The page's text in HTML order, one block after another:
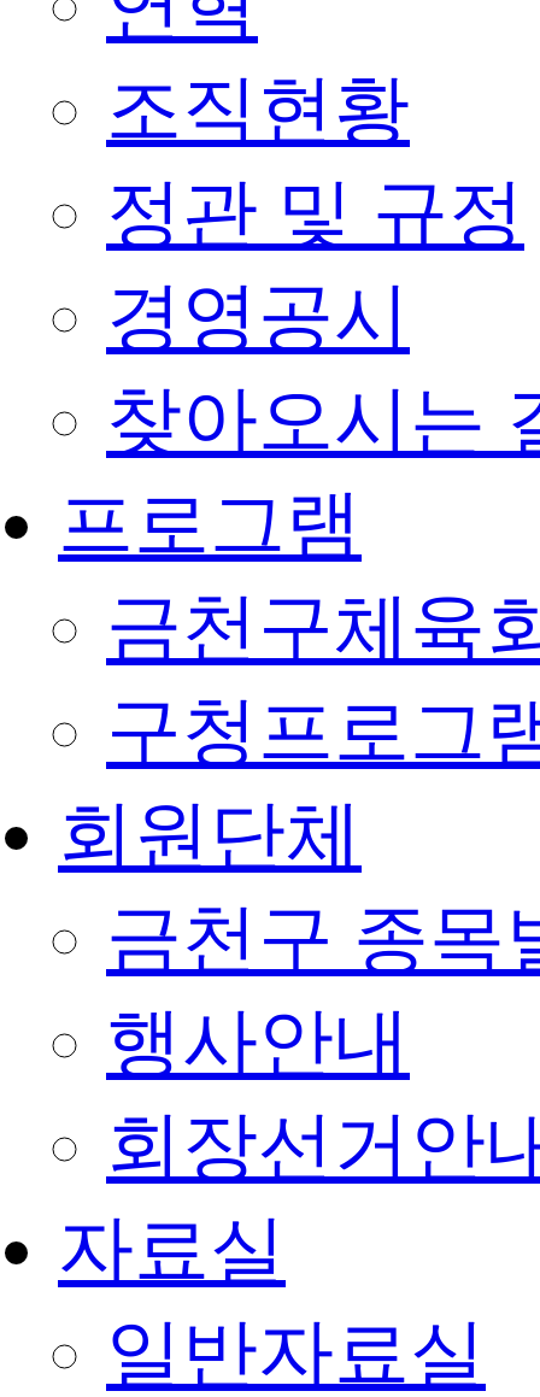
조직현황
정관 및 규정
경영공시
찾아오시는
프로그램
금천구체육
구청프로그
회원단체
금천구 종목
행사안내
회장선거안
자료실
일반자료실